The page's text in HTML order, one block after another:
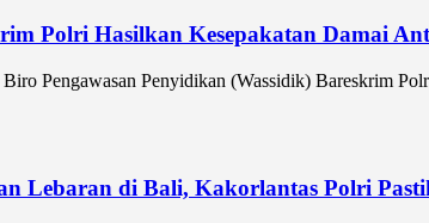
Polri Hasilkan Kesepakatan Damai
Pengawasan Penyidikan (Wassidik) Bareskrim
Lebaran di Bali, Kakorlantas Polri